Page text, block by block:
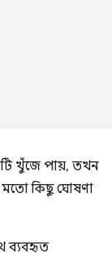
খুঁজে পায়, তখন
মতো কিছু ঘোষণা
ব্যবহৃত